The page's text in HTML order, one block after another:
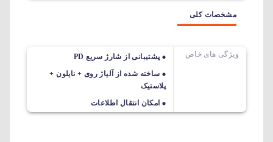
مشخصات کلی
ویژگی های خاص
پشتیبانی از شارژ سریع PD
ساخته شده از آلیاژ روی + نایلون +
پلاستیک
امکان انتقال اطلاعات